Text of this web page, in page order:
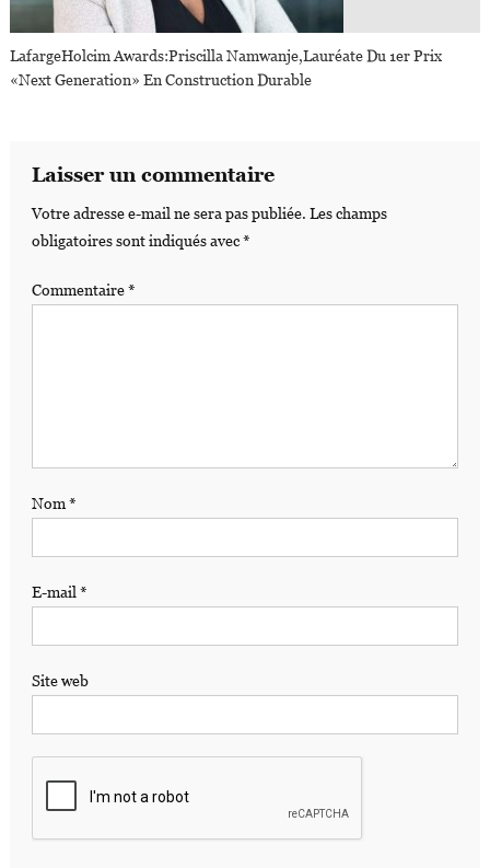
LafargeHolcim Awards:Priscilla Namwanje,lauréate Du 1er Prix
«Next Generation» En Construction Durable
Laisser un commentaire
Votre adresse e-mail ne sera pas publiée. Les champs
obligatoires sont indiqués avec*
Commentaire*
Nom*
E-mail *
Site web